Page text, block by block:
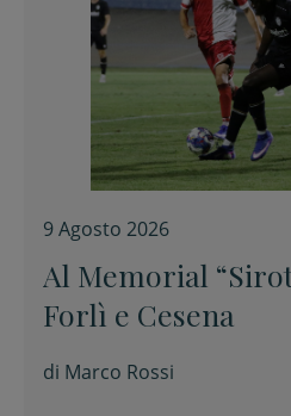
9 Agosto 2026
Al Memorial
Forlì e Cesena
di Marco Rossi